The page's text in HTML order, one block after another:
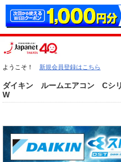
ようこそ！ 新規会員登録はこちら
ダイキン ルームエアコン Cシ
W